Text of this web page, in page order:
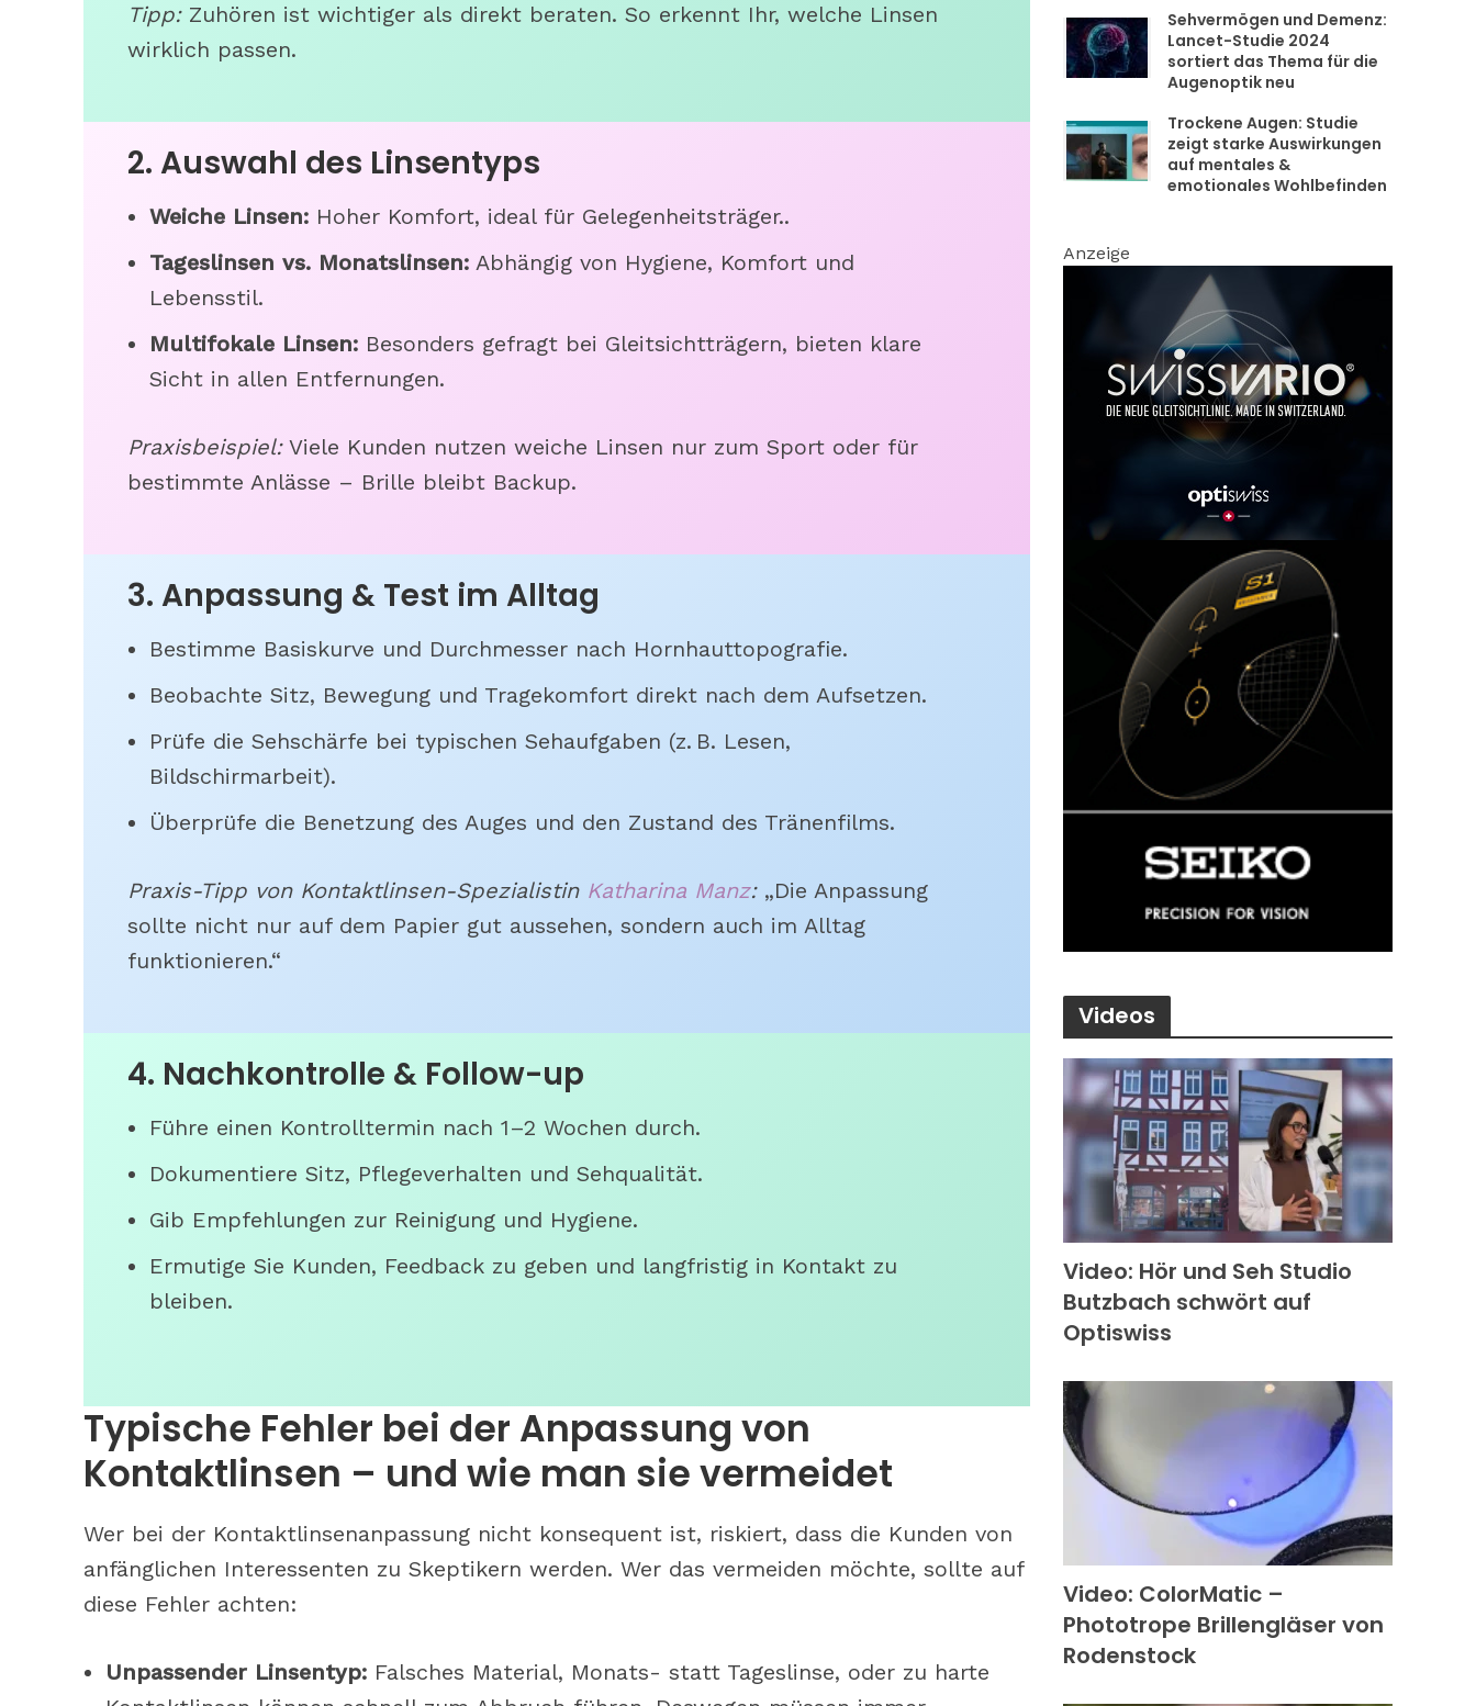
Tipp:Zuhören ist wichtiger als direkt beraten. So erkennt Ihr, welche Linsen
wirklich passen.
2. Auswahl des Linsentyps
Weiche Linsen:Hoher Komfort, ideal für Gelegenheitsträger..
Tageslinsen vs. Monatslinsen:Abhängig von Hygiene, Komfort und
Lebensstil.
Multifokale Linsen:Besonders gefragt bei Gleitsichtträgern, bieten klare
Sicht in allen Entfernungen.
Praxisbeispiel:Viele Kunden nutzen weiche Linsen nur zum Sport oder für
bestimmte Anlässe – Brille bleibt Backup.
3. Anpassung & Test im Alltag
Bestimme Basiskurve und Durchmesser nach Hornhauttopografie.
Beobachte Sitz, Bewegung und Tragekomfort direkt nach dem Aufsetzen.
Prüfe die Sehschärfe bei typischen Sehaufgaben (z. B. Lesen,
Bildschirmarbeit).
Überprüfe die Benetzung des Auges und den Zustand des Tränenfilms.
Praxis-Tipp von Kontaktlinsen-Spezialistin Katharina Manz:„Die Anpassung
sollte nicht nur auf dem Papier gut aussehen, sondern auch im Alltag
funktionieren.“
4. Nachkontrolle & Follow-up
Führe einen Kontrolltermin nach 1–2 Wochen durch.
Dokumentiere Sitz, Pflegeverhalten und Sehqualität.
Gib Empfehlungen zur Reinigung und Hygiene.
Ermutige Sie Kunden, Feedback zu geben und langfristig in Kontakt zu
bleiben.
Typische Fehler bei der Anpassung von
Kontaktlinsen – und wie man sie vermeidet
Wer bei der Kontaktlinsenanpassung nicht konsequent ist, riskiert, dass die Kunden von
anfänglichen Interessenten zu Skeptikern werden. Wer das vermeiden möchte, sollte auf
diese Fehler achten:
Unpassender Linsentyp:Falsches Material, Monats- statt Tageslinse, oder zu harte
Sehvermögen und Demenz:
Lancet-Studie 2024
sortiert das Thema für die
Augenoptik neu
Trockene Augen: Studie
zeigt starke Auswirkungen
auf mentales &
emotionales Wohlbefinden
Anzeige
Videos
Video: Hör und Seh Studio
Butzbach schwört auf
Optiswiss
Video: ColorMatic –
Phototrope Brillengläser von
Rodenstock